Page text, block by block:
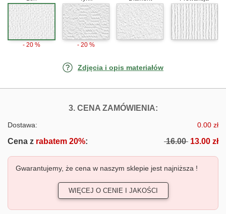
- 20 % - 20 %
Zdjęcia i opis materiałów
3. CENA ZAMÓWIENIA:FOTOTAPETY
Dostawa: 0.00 zł
Cena z rabatem 20%: 16.00 13.00 zł
Gwarantujemy, że cena w naszym sklepie jest najniższa !
WIĘCEJ O CENIE I JAKOŚCI